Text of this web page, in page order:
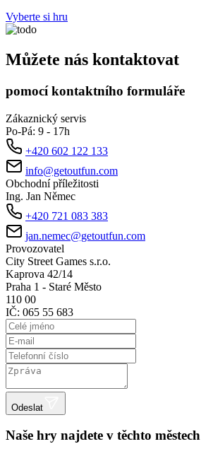
Vyberte si hru
Můžete nás kontaktovat
pomocíkontaktního formuláře
Zákaznický servis
Po-Pá: 9 - 17h
+420 602 122 133
info@getoutfun.com
Obchodní příležitosti
Ing. Jan Němec
+420 721 083 383
jan.nemec@getoutfun.com
Provozovatel
City Street Games s.r.o.
Kaprova 42/14
Praha 1 - Staré Město
110 00
IČ: 065 55 683
Odeslat
Naše hry najdete v těchto městech